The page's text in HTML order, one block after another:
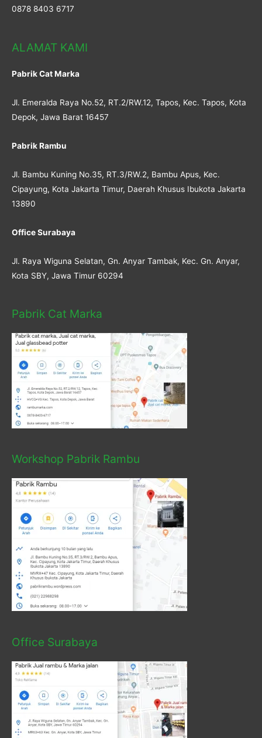
0878 8403 6717
ALAMAT KAMI
Pabrik Cat Marka
Jl. Emeralda Raya No.52, RT.2/RW.12, Tapos, Kec. Tapos, Kota
Depok, Jawa Barat 16457
Pabrik Rambu
Jl. Bambu Kuning No.35, RT.3/RW.2, Bambu Apus, Kec.
Cipayung, Kota Jakarta Timur, Daerah Khusus Ibukota Jakarta
13890
Office Surabaya
Jl. Raya Wiguna Selatan, Gn. Anyar Tambak, Kec. Gn. Anyar,
Kota SBY, Jawa Timur 60294
Pabrik Cat Marka
Workshop Pabrik Rambu
Office Surabaya